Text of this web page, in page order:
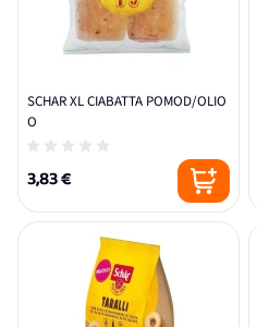
SCHAR XL CIABATTA POMOD/OLIO
O
3,83 €